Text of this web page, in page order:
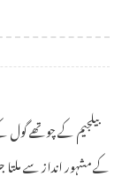
بیلجیم کے چوتھے گول
کے مشہور انداز سے ملتا